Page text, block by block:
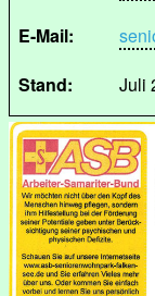
E-Mail:
Stand:
Juli